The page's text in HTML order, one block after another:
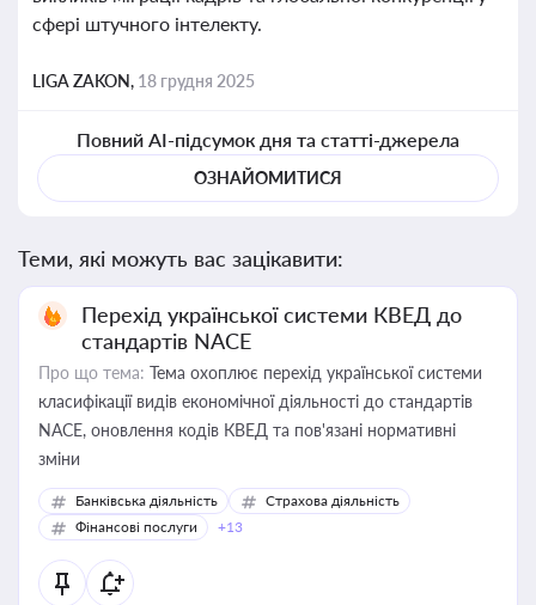
сфері штучного інтелекту.
LIGA ZAKON, 18 грудня 2025
Повний AI-підсумок дня та статті-джерела
ОЗНАЙОМИТИСЯ
Теми, які можуть вас зацікавити:
Перехід української системи КВЕД до
стандартів NACE
Про що тема: Тема охоплює перехід української системи
класифікації видів економічної діяльності до стандартів
NACE, оновлення кодів КВЕД та пов'язані нормативні
зміни
Банківська діяльність
Страхова діяльність
Фінансові послуги
+13